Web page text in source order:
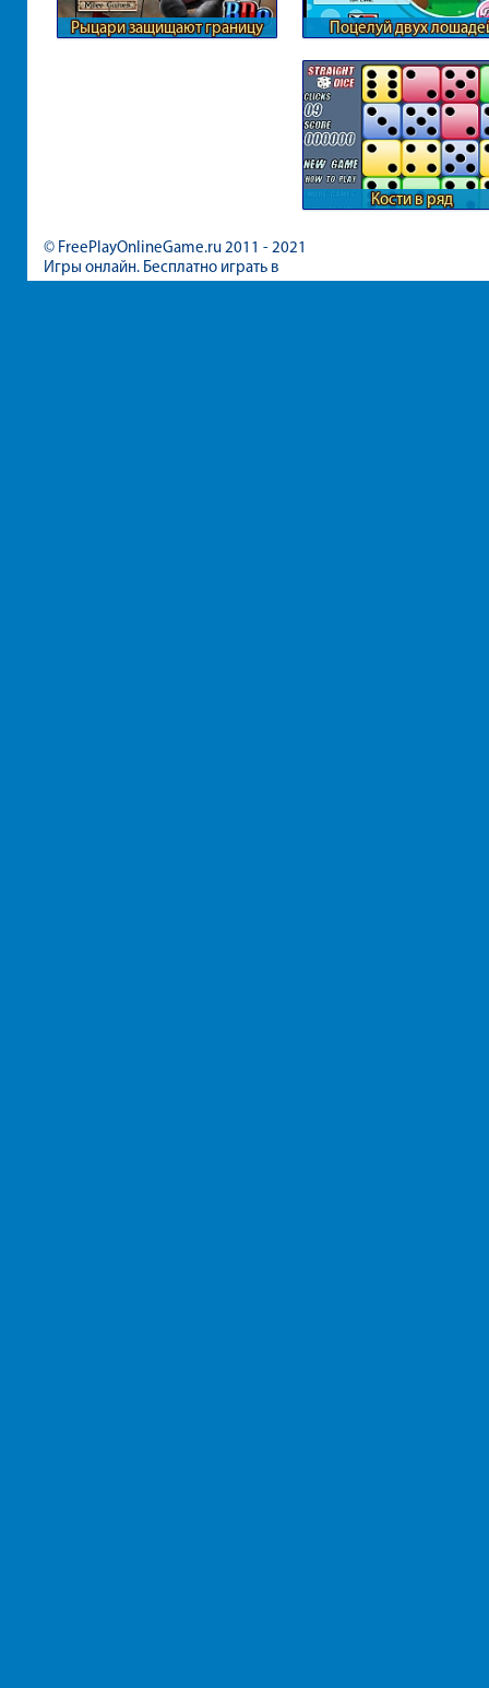
Рыцари защищают границу Поцелуй двух
Кости в ряд
© FreePlayOnlineGame.ru 2011 - 2021
Игры онлайн. Бесплатно играть в
игры для девочек и мальчиков